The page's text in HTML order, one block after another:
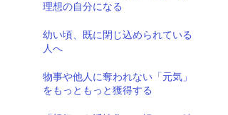
理想の自分になる
幼い頃、既に閉じ込められている
人へ
物事や他人に奪われない「元気」
をもっともっと獲得する